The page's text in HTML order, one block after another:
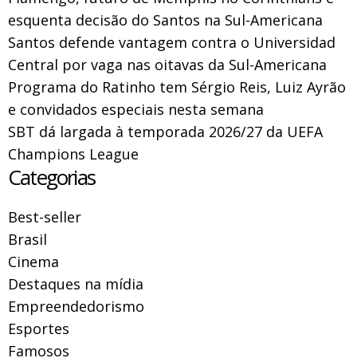
esquenta decisão do Santos na Sul-Americana
Santos defende vantagem contra o Universidad
Central por vaga nas oitavas da Sul-Americana
Programa do Ratinho tem Sérgio Reis, Luiz Ayrão
e convidados especiais nesta semana
SBT dá largada à temporada 2026/27 da UEFA
Champions League
Categorias
Best-seller
Brasil
Cinema
Destaques na mídia
Empreendedorismo
Esportes
Famosos